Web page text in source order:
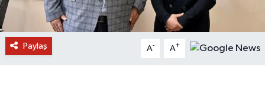
Paylaş A- A+